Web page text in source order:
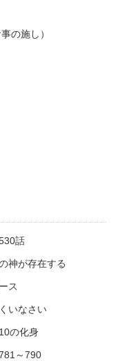
の施し）
話
神が存在する
ス
いなさい
の化身
～790